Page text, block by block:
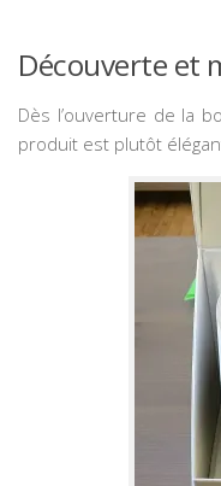
Découverte et
Dès l’ouverture de la
produit est plutôt